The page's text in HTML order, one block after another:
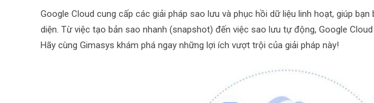
Google Cloud cung cấp các giải pháp sao lưu và phục hồi dữ liệu linh hoạt, giúp
diện. Từ việc tạo bản sao nhanh (snapshot) đến việc sao lưu tự động, Google
Hãy cùng Gimasys khám phá ngay những lợi ích vượt trội của giải pháp này!